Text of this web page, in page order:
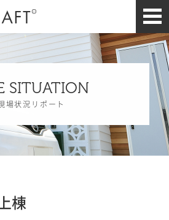
SITUATION
場状況リポート
棟